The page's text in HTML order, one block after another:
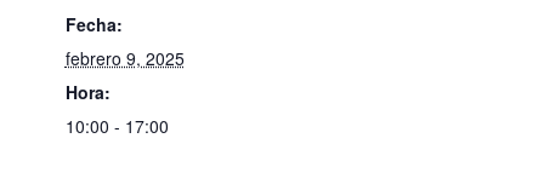
Fecha:
febrero 9, 2025
Hora:
10:00 - 17:00